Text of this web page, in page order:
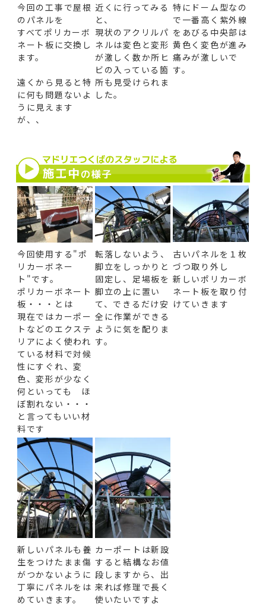
今回の工事で屋根
のパネルを
すべてポリカーボ
ネート板に交換し
ます。
遠くから見ると特
に何も問題ないよ
うに見えます
が、、
近くに行ってみる
と、
現状のアクリルパ
ネルは変色と変形
が激しく数か所ヒ
ビの入っている箇
所も見受けられま
した。
特にドーム型なの
で一番高く紫外線
をあびる中央部は
黄色く変色が進み
痛みが激しいで
す。
今回使用する"ポ
リカーボネー
ト"です。
ポリカーボネート
板・・・とは
現在ではカーポー
トなどのエクステ
リアによく使われ
ている材料で対候
性にすぐれ、変
色、変形が少なく
何といっても ほ
ぼ割れない・・・
と言ってもいい材
料です
転落しないよう、
脚立をしっかりと
固定し、足場板を
脚立の上に置い
て、できるだけ安
全に作業ができる
ように気を配りま
す。
古いパネルを１枚
づつ取り外し
新しいポリカーボ
ネート板を取り付
けていきます
新しいパネルも養
生をつけたまま傷
がつかないように
丁寧にパネルをは
めていきます。
カーポートは新設
すると結構なお値
段しますから、出
来れば修理で長く
使いたいですよ